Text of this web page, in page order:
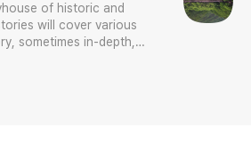
of historic and
will cover various
sometimes in-depth,
any common sense or